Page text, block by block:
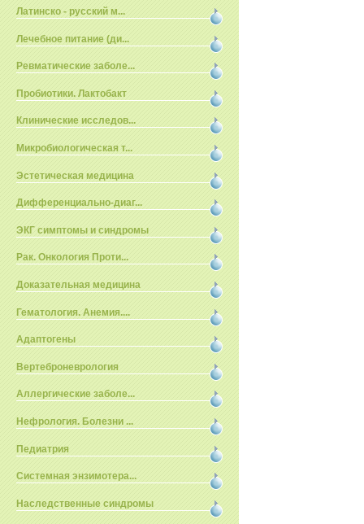
Латинско - русский м...
Лечебное питание (ди...
Ревматические заболе...
Пробиотики. Лактобакт
Клинические исследов...
Микробиологическая т...
Эстетическая медицина
Дифференциально-диаг...
ЭКГ симптомы и синдромы
Рак. Онкология Проти...
Доказательная медицина
Гематология. Анемия....
Адаптогены
Вертеброневрология
Аллергические заболе...
Нефрология. Болезни ...
Педиатрия
Системная энзимотера...
Наследственные синдромы